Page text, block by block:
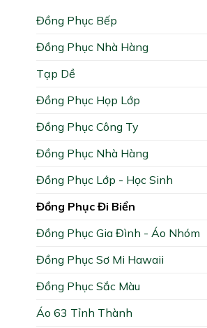
Đồng Phục Bếp
Đồng Phục Nhà Hàng
Tạp Dề
Đồng Phục Họp Lớp
Đồng Phục Công Ty
Đồng Phục Nhà Hàng
Đồng Phục Lớp - Học Sinh
Đồng Phục Đi Biển
Đồng Phục Gia Đình - Áo Nhóm
Đồng Phục Sơ Mi Hawaii
Đồng Phục Sắc Màu
Áo 63 Tỉnh Thành